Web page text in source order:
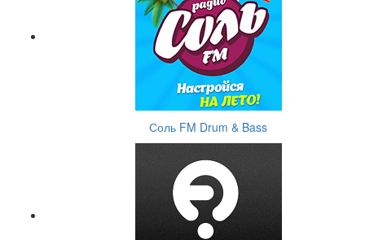
Соль FM Drum & Bass